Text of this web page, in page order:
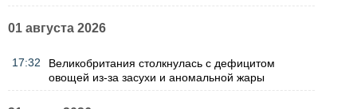
01 августа 2026
17:32
Великобритания столкнулась с дефицитом
овощей из-за засухи и аномальной жары